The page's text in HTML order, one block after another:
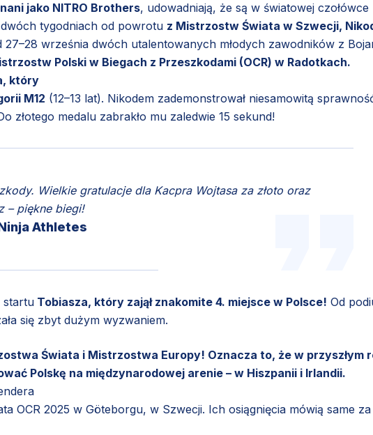
jako NITRO Brothers, udowadniają, że są w światowej czołówce
tygodniach od powrotu z Mistrzostw Świata w Szwecji,
27–28 września dwóch utalentowanych młodych zawodników z
Polski w Biegach z Przeszkodami (OCR) w Radotkach.
który
M12 (12–13 lat). Nikodem zademonstrował niesamowitą
złotego medalu zabrakło mu zaledwie 15 sekund!
Wielkie gratulacje dla Kacpra Wojtasa za złoto oraz
– piękne biegi!
Athletes
startu Tobiasza, który zajął znakomite 4. miejsce w Polsce! Od
się zbyt dużym wyzwaniem.
Świata i Mistrzostwa Europy! Oznacza to, że w przyszłym
Polskę na międzynarodowej arenie – w Hiszpanii i Irlandii.
OCR 2025 w Göteborgu, w Szwecji. Ich osiągnięcia mówią same za